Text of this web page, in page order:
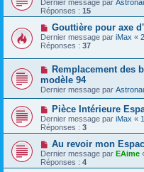
Dernier message par
Réponses : 15
Gouttière pour axe
Dernier message par iMax «
Réponses : 37
Remplacement des
modèle 94
Dernier message par
Pièce Intérieure
Dernier message par iMax «
Réponses : 3
Au revoir mon
Dernier message par EAime
Réponses : 4